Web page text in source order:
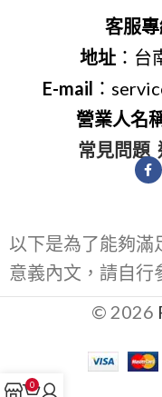
客服
地址：台
E-mail ：
營業人名
常見問題
以下是為了能夠滿
意義內文，請自行
© 2026
0